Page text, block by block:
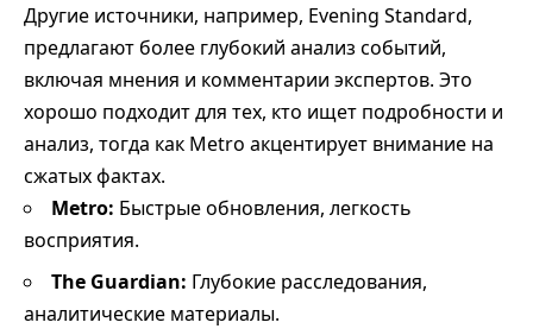
Другие источники, например, Evening Standard,
предлагают более глубокий анализ событий,
включая мнения и комментарии экспертов. Это
хорошо подходит для тех, кто ищет подробности и
анализ, тогда как Metro акцентирует внимание на
сжатых фактах.
Metro: Быстрые обновления, легкость
восприятия.
The Guardian: Глубокие расследования,
аналитические материалы.